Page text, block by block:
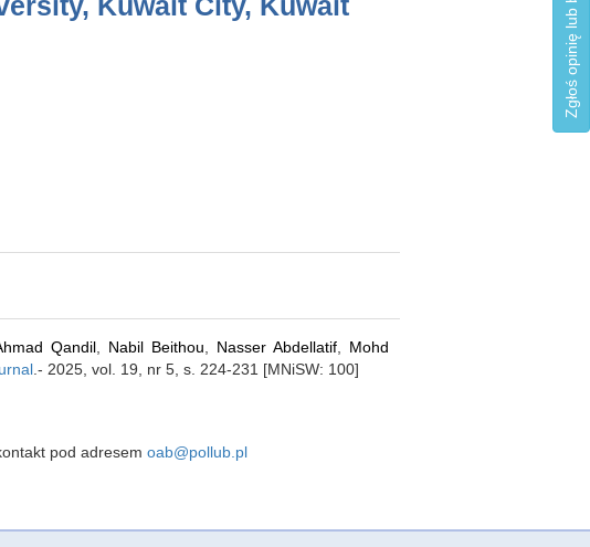
Zgłoś opinię lub błąd
Qandil Nabil Beithou Nasser Abdellatif
Mohd
.- 2025, vol. 19, nr 5, s. 224-231 [MNiSW: 100]
pod adresem oab@pollub.pl